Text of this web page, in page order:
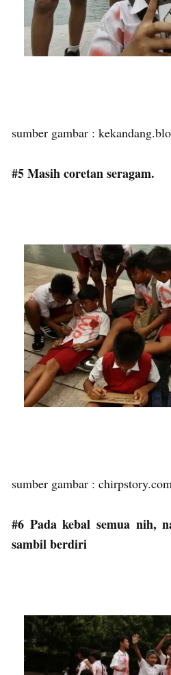
sumber gambar :
#5 Masih coretan seragam.
sumber gambar :
#6 Pada kebal semua nih,
sambil berdiri